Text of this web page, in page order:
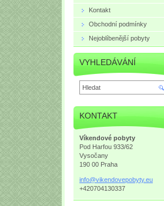
Kontakt
Obchodní podmínky
Nejoblíbenější pobyty
VYHLEDÁVÁNÍ
KONTAKT
Víkendové pobyty
Pod Harfou 933/62
Vysočany
190 00 Praha
info@vikendovepobyty.eu
+420704130337